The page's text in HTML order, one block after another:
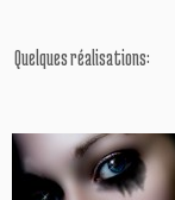
Quelques réalisations: